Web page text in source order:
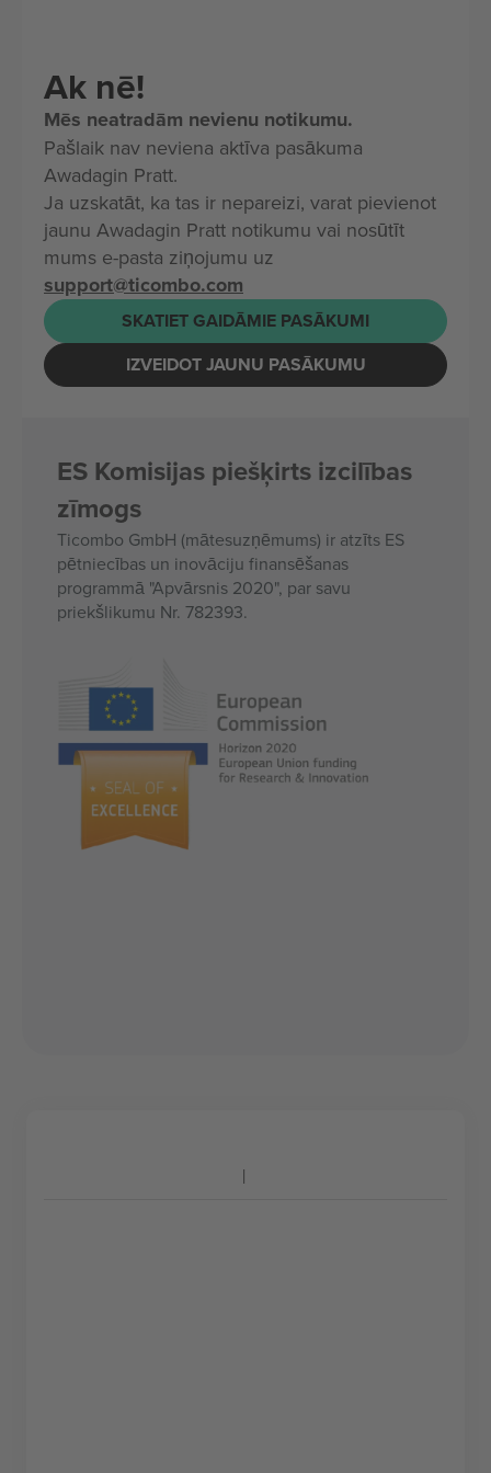
Ak nē!
Mēs neatradām nevienu notikumu.
Pašlaik nav neviena aktīva pasākuma
Awadagin Pratt.
Ja uzskatāt, ka tas ir nepareizi, varat pievienot
jaunu Awadagin Pratt notikumu vai nosūtīt
mums e-pasta ziņojumu uz
support@ticombo.com
SKATIET GAIDĀMIE PASĀKUMI
IZVEIDOT JAUNU PASĀKUMU
ES Komisijas piešķirts izcilības
zīmogs
Ticombo GmbH (mātesuzņēmums) ir atzīts ES
pētniecības un inovāciju finansēšanas
programmā "Apvārsnis 2020", par savu
priekšlikumu Nr. 782393.